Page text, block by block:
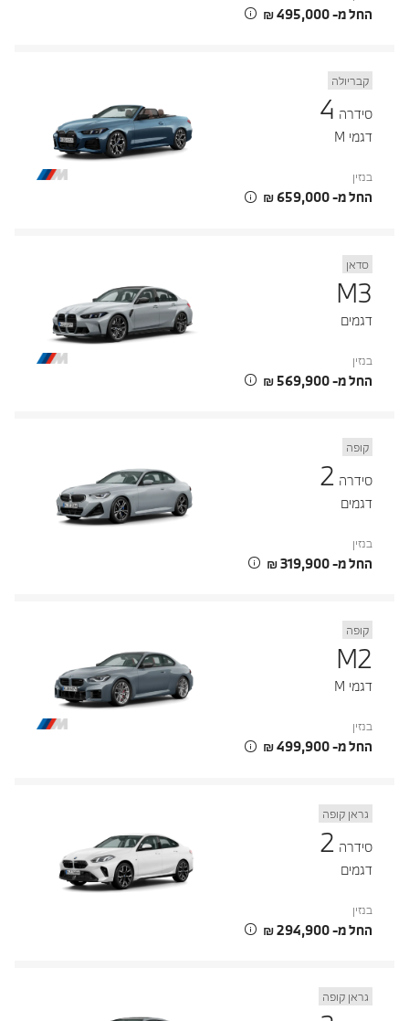
החל מ- ‏495,000 ‏₪
קבריולה
סידרה4
דגמי M
בנזין
החל מ- ‏659,000 ‏₪
סדאן
M3
דגמים
בנזין
החל מ- ‏569,900 ‏₪
קופה
סידרה2
דגמים
בנזין
החל מ- ‏319,900 ‏₪
קופה
M2
דגמי M
בנזין
החל מ- ‏499,900 ‏₪
גראן קופה
סידרה2
דגמים
בנזין
החל מ- ‏294,900 ‏₪
גראן קופה